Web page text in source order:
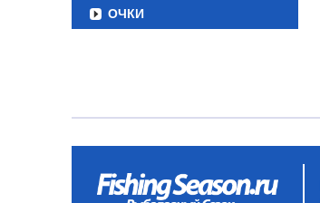
ОЧКИ